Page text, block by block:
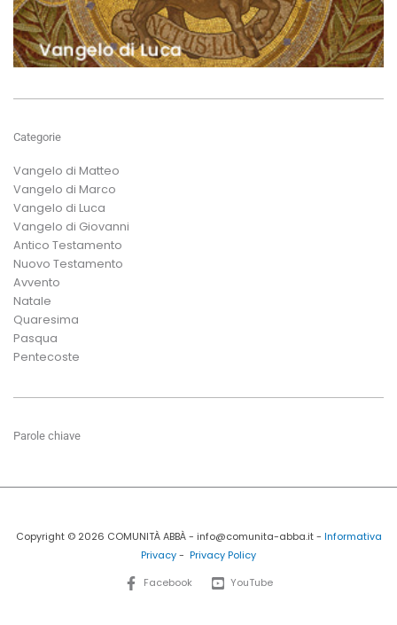
Categorie
Vangelo di Matteo
Vangelo di Marco
Vangelo di Luca
Vangelo di Giovanni
Antico Testamento
Nuovo Testamento
Avvento
Natale
Quaresima
Pasqua
Pentecoste
Parole chiave
Copyright © 2026 COMUNITÀ ABBÀ - info@comunita-abba.it - Informativa
Privacy - Privacy Policy
Facebook YouTube